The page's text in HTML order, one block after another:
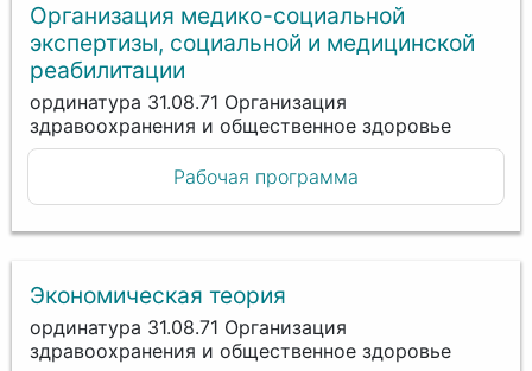
Организация медико-социальной
экспертизы, социальной и медицинской
реабилитации
ординатура 31.08.71 Организация
здравоохранения и общественное здоровье
Рабочая программа
Экономическая теория
ординатура 31.08.71 Организация
здравоохранения и общественное здоровье